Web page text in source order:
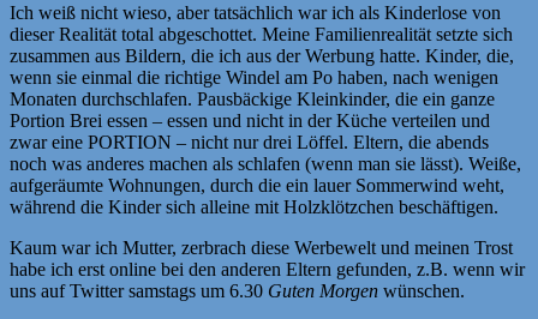
Ich weiß nicht wieso, aber tatsächlich war ich als Kinderlose von
dieser Realität total abgeschottet. Meine Familienrealität setzte sich
zusammen aus Bildern, die ich aus der Werbung hatte. Kinder, die,
wenn sie einmal die richtige Windel am Po haben, nach wenigen
Monaten durchschlafen. Pausbäckige Kleinkinder, die ein ganze
Portion Brei essen – essen und nicht in der Küche verteilen und
zwar eine PORTION – nicht nur drei Löffel. Eltern, die abends
noch was anderes machen als schlafen (wenn man sie lässt). Weiße,
aufgeräumte Wohnungen, durch die ein lauer Sommerwind weht,
während die Kinder sich alleine mit Holzklötzchen beschäftigen.
Kaum war ich Mutter, zerbrach diese Werbewelt und meinen Trost
habe ich erst online bei den anderen Eltern gefunden, z.B. wenn wir
uns auf Twitter samstags um 6.30 Guten Morgen wünschen.